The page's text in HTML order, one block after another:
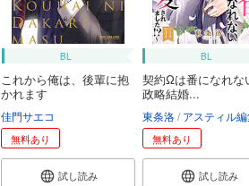
BL
これから俺は、後輩に抱
かれます
佳門サエコ
無料あり
試し読み
BL
契約Ωは番になれな
政略結婚...
東条洛 アスティル
無料あり
試し読み